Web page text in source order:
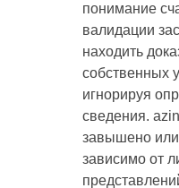
понимание
валидации
находить
собственных
игнорируя
сведения.
завышено
зависимо от